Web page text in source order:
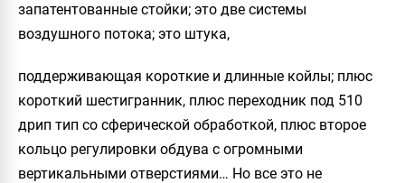
запатентованные стойки; это две системы
воздушного потока; это штука,
поддерживающая короткие и длинные койлы; плюс
короткий шестигранник, плюс переходник под 510
дрип тип со сферической обработкой, плюс второе
кольцо регулировки обдува с огромными
вертикальными отверстиями… Но все это не